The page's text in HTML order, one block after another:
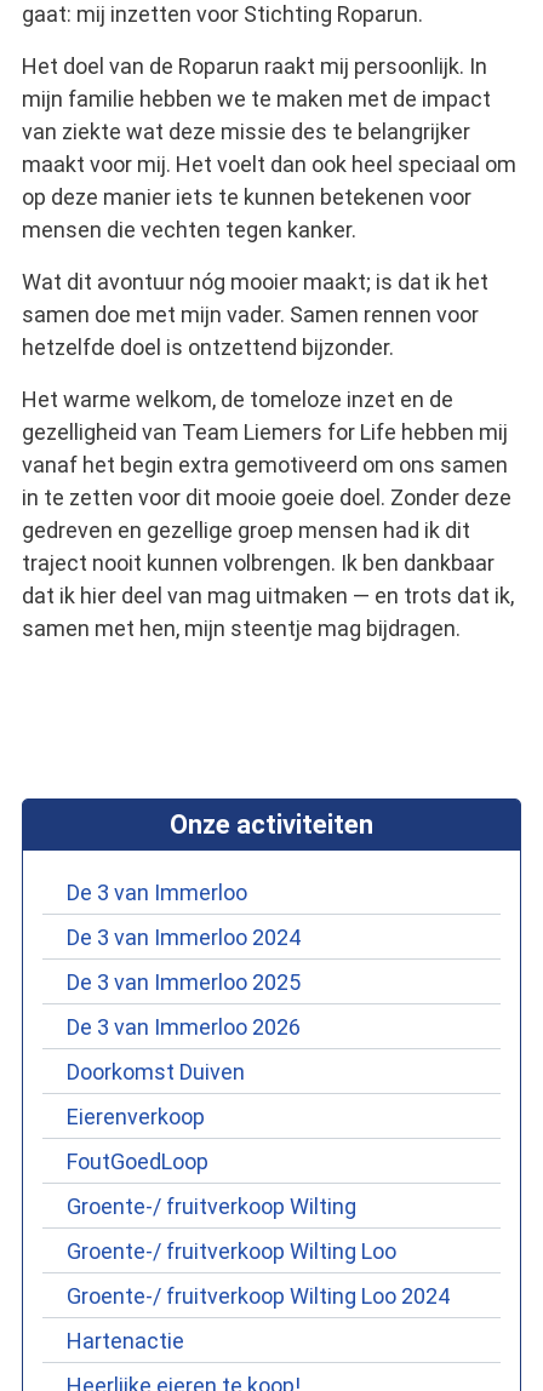
gaat: mij inzetten voor Stichting Roparun.
Het doel van de Roparun raakt mij persoonlijk. In
mijn familie hebben we te maken met de impact
van ziekte wat deze missie des te belangrijker
maakt voor mij. Het voelt dan ook heel speciaal om
op deze manier iets te kunnen betekenen voor
mensen die vechten tegen kanker.
Wat dit avontuur nóg mooier maakt; is dat ik het
samen doe met mijn vader. Samen rennen voor
hetzelfde doel is ontzettend bijzonder.
Het warme welkom, de tomeloze inzet en de
gezelligheid van Team Liemers for Life hebben mij
vanaf het begin extra gemotiveerd om ons samen
in te zetten voor dit mooie goeie doel. Zonder deze
gedreven en gezellige groep mensen had ik dit
traject nooit kunnen volbrengen. Ik ben dankbaar
dat ik hier deel van mag uitmaken — en trots dat ik,
samen met hen, mijn steentje mag bijdragen.
Onze activiteiten
De 3 van Immerloo
De 3 van Immerloo 2024
De 3 van Immerloo 2025
De 3 van Immerloo 2026
Doorkomst Duiven
Eierenverkoop
FoutGoedLoop
Groente-/ fruitverkoop Wilting
Groente-/ fruitverkoop Wilting Loo
Groente-/ fruitverkoop Wilting Loo 2024
Hartenactie
Heerlijke eieren te koop!